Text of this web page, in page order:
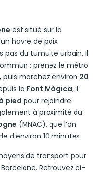
est situé sur la
havre de paix
pas du tumulte urbain. Il
: prenez le métro
, puis marchez environ 20
la Font Màgica, il
pied pour rejoindre
à proximité du
(MNAC), que l’on
d’environ 10 minutes.
de transport pour
Retrouvez ci-